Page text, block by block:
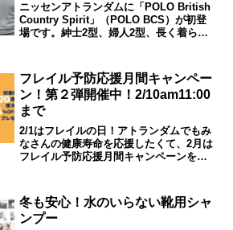
ニッセンアトランダムに「POLO British
Country Spirit」（POLO BCS）が初登
場です。紳士2型、婦人2型、長く着られ
販ショップ「アトランダム」
フレイル予防応援月間キャンペー
ン！第２弾開催中！2/10am11:00
まで
2/1はフレイルの日！アトランダムでもみ
なさんの健康寿命を応援したくて、2月は
フレイル予防応援月間キャンペーンを行
シニアライフ＆シニアファッション通販
ショップ「アトランダム」
冬も安心！水のいらない靴用シャ
ンプー